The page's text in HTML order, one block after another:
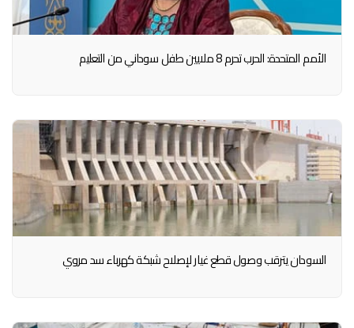
الأمم المتحدة: الحرب تحرم 8 ملايين طفل سوداني من التعليم
السودان يترقب وصول قطع غيار لإصلاح شبكة كهرباء سد مروي